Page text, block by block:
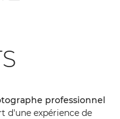
professionnel
d'une expérience de